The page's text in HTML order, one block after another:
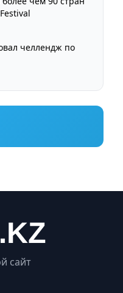
челлендж по
сайт